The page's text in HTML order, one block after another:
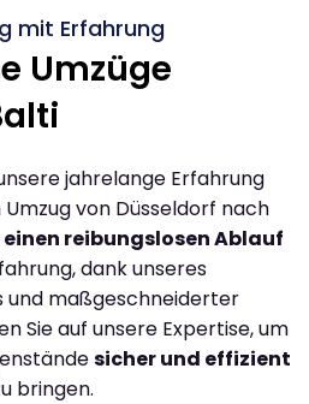
mit Erfahrung
Umzüge
jahrelange Erfahrung
von Düsseldorf nach
reibungslosen Ablauf
dank unseres
und maßgeschneiderter
Sie auf unsere Expertise, um
sicher und effizient
bringen.